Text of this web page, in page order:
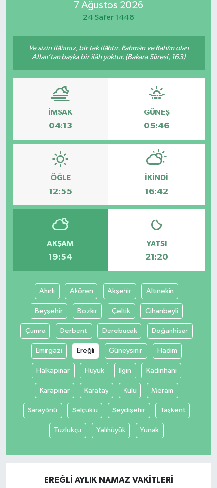
7 Ağustos 2026
24 Safer 1448
Ve sizin ilâhınız, bir tek ilâhtır. Rahmân ve Rahîm olan
Allah’tan başka bir ilâh yoktur. (Bakara Sûresi, 163)
İMSAK
04:13
GÜNEŞ
05:46
ÖĞLE
12:55
İKINDI
16:42
AKŞAM
19:54
YATSI
21:20
Ahırlı Akören Akşehir Altınekin
Beyşehir Bozkır Çeltik Cihanbeyli
Çumra Derbent Derebucak Doğanhisar
Emirgazi Ereğli Güneysınır Hadim
Halkapınar Hüyük Ilgın Kadınhanı
Karapınar Karatay Kulu Meram
Sarayönü Selçuklu Seydişehir Taşkent
Tuzlukçu Yalıhüyük Yunak
EREĞLI AYLIK NAMAZ VAKITLERI
Özel Haber
Resmi İlan
Sağlık
Siyaset
Yaşam